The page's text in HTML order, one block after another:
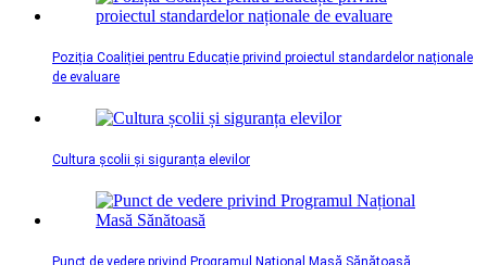
Poziția Coaliției pentru Educație privind proiectul standardelor naționale
de evaluare
Cultura școlii și siguranța elevilor
Punct de vedere privind Programul Național Masă Sănătoasă